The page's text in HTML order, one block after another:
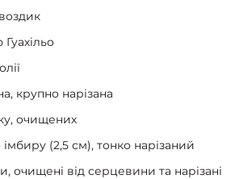
крупно нарізана
очищених
(2,5 см), тонко нарізаний
очищені від серцевини та нарізані